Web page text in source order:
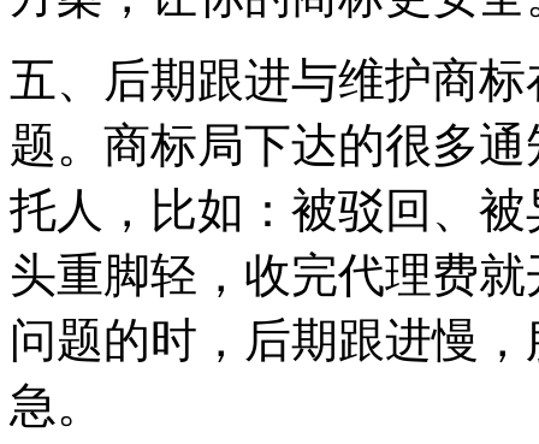
五、后期跟进与维护商
题。商标局下达的很多
托人，比如：被驳回、
头重脚轻，收完代理费
问题的时，后期跟进慢
急。